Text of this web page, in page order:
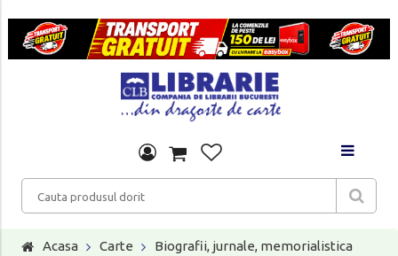
Acasa Carte
Biografii, jurnale, memorialistica